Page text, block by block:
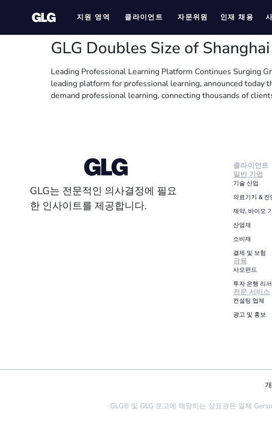
지원 영역 클라이언트 자문위원 인재 채용
GLG Doubles Size of
Leading Professional Learning Platform Continues Surging
leading platform for professional learning, announced today
demand professional learning, connecting thousands of
GLG는 전문적인 의사결정에 필요
한 인사이트를 제공합니다.
클라이언트
일반 기업
기술 산업
의료기기 & 진
제약, 바이오
산업재
소비재
결제 및 보험
금융
사모펀드
투자 은행 리
전문 서비스
컨설팅 업체
광고 및 홍보
GLG® 및 GLG 로고에 해당하는 상표권은 일체